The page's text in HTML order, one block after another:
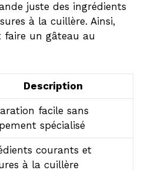
juste des ingrédients
à la cuillère. Ainsi,
un gâteau au
Description
facile sans
spécialisé
courants et
à la cuillère